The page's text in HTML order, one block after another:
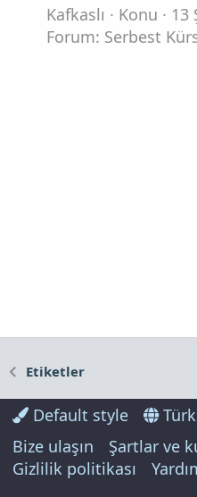
Kafkaslı
Konu 13
Forum: Serbest
Etiketler
Default style
Bize ulaşın
Şartlar ve
Gizlilik politikası